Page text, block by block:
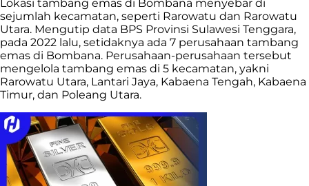
Lokasi tambang emas di Bombana menyebar di
sejumlah kecamatan, seperti Rarowatu dan Rarowatu
Utara. Mengutip data BPS Provinsi Sulawesi Tenggara,
pada 2022 lalu, setidaknya ada 7 perusahaan tambang
emas di Bombana. Perusahaan-perusahaan tersebut
mengelola tambang emas di 5 kecamatan, yakni
Rarowatu Utara, Lantari Jaya, Kabaena Tengah, Kabaena
Timur, dan Poleang Utara.